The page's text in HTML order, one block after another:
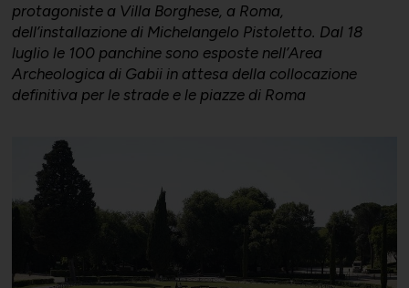
protagoniste a Villa Borghese, a Roma,
dell’installazione di Michelangelo Pistoletto. Dal 18
luglio le 100 panchine sono esposte nell’Area
Archeologica di Gabii in attesa della collocazione
definitiva per le strade e le piazze di Roma
Bilateralità
ConfapiD
UNIONTRASPORTI
ANIEM
Export e commerciale
Appalti e territorio